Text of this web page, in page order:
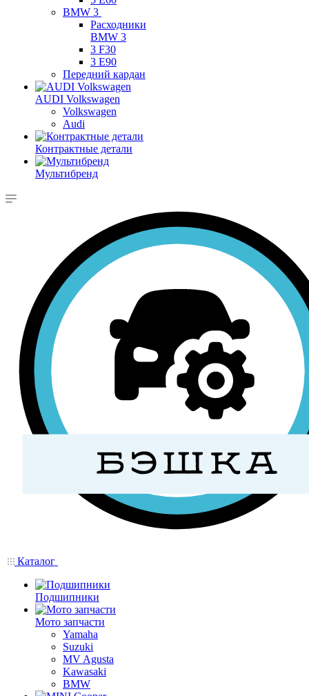
BMW 3
Расходники
BMW 3
3 F30
3 E90
Передний кардан
AUDI Volkswagen
Volkswagen
Audi
Контрактные детали
Мультибренд
Каталог
Подшипники
Мото запчасти
Yamaha
Suzuki
MV Agusta
Kawasaki
BMW